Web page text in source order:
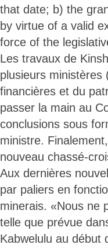
that date; b) the
by virtue of a valid
force of the
Les travaux de
plusieurs ministères
financières et du
passer la main au
conclusions sous
ministre.
nouveau chassé-
Aux dernières
par paliers en
minerais. «Nous ne
telle que prévue
Kabwelulu au début